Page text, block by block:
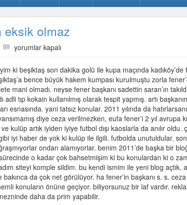
eksik olmaz
Fenerliysen
eksik
olmaz
için
yorumlar kapalı
ki beşiktaş son dakika golü ile kupa maçında kadıköy’de
bence büyük hakem kumpası kurulmuştu zorla
mani olmadı. neyse fener başkanı sadettin saran’ın
adli tıp kokain kullanılmış olarak tespit yapmış. artı
esnasında. yani tatsız konular. 2011 yılında da
diye ceza verilmezken, eufa fener’i 2 yıl avrupa
kulüp artık iyiden iyiye futbol dışı kaoslarla da anılır
iyi haber de yok ki kulüp ile ilgili. futbolda unutuldular.
ondan alamıyorlar. benim 2011’de başka bir
sürecinde o kadar çok bahsetmişim ki bu konulardan ki o
siteyi komple sildim. bu kendi ismim ile yeni blog açtık.
da çok net görülüyor. ha fener’in başkanı s. s.
konuların önüne geçiyor. biliyorsunuz bir laf vardır.
daha da prim yapabilir.